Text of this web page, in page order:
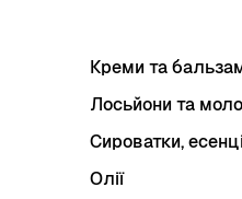
Креми та
Лосьйони та
Сироватки,
Олії